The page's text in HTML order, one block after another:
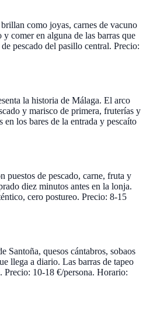
como joyas, carnes de vacuno
comer en alguna de las barras que
pescado del pasillo central. Precio:
la historia de Málaga. El arco
y marisco de primera, fruterías y
los bares de la entrada y pescaíto
puestos de pescado, carne, fruta y
diez minutos antes en la lonja.
cero postureo. Precio: 8-15
Santoña, quesos cántabros, sobaos
llega a diario. Las barras de tapeo
Precio: 10-18 €/persona. Horario: